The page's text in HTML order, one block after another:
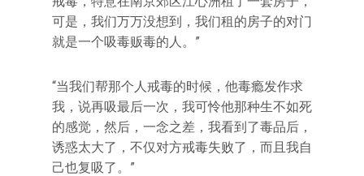
可是，我们万万没想到，我们租的房子的对门
就是一个吸毒贩毒的人。”
“当我们帮那个人戒毒的时候，他毒瘾发作求
我，说再吸最后一次，我可怜他那种生不如死
的感觉，然后，一念之差，我看到了毒品后，
诱惑太大了，不仅对方戒毒失败了，而且我自
己也复吸了。”